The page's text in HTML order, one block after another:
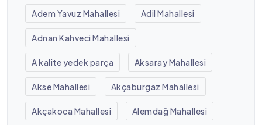
Adem Yavuz Mahallesi Adil Mahallesi
Adnan Kahveci Mahallesi
A kalite yedek parça Aksaray Mahallesi
Akse Mahallesi Akçaburgaz Mahallesi
Akçakoca Mahallesi Alemdağ Mahallesi